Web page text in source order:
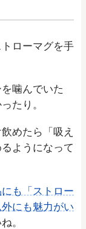
ローマグを手
噛んでいた
たり。
めたら「吸え
ようになって
も「ストロー
にも魅力がい
。